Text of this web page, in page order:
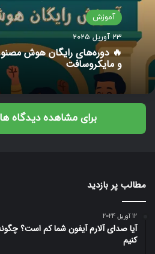
آموزش
23 آوریل 2025
و مایکروسافت
برای مشاهده دیدگاه
مطالب پر بازدید
12 آوریل 2024
آیا صدای آلارم آیفون شما کم است؟
کنیم